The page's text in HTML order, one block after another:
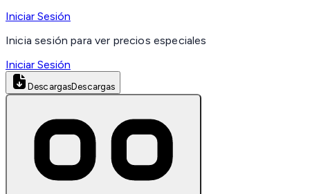
Iniciar Sesión
Inicia sesión para ver precios especiales
Iniciar Sesión
DescargasDescargas